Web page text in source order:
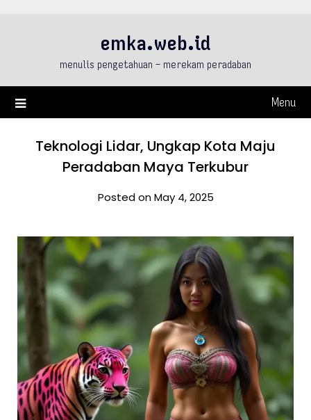
emka.web.id
menulis pengetahuan – merekam peradaban
Menu
Teknologi Lidar, Ungkap Kota Maju
Peradaban Maya Terkubur
Posted on May 4, 2025